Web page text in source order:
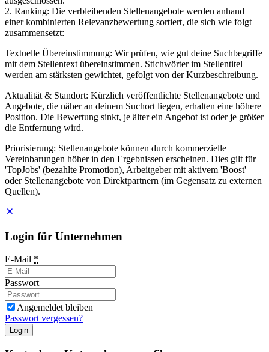
2. Ranking: Die verbleibenden Stellenangebote werden anhand
einer kombinierten Relevanzbewertung sortiert, die sich wie folgt
zusammensetzt:
Textuelle Übereinstimmung: Wir prüfen, wie gut deine Suchbegriffe
mit dem Stellentext übereinstimmen. Stichwörter im Stellentitel
werden am stärksten gewichtet, gefolgt von der Kurzbeschreibung.
Aktualität & Standort: Kürzlich veröffentlichte Stellenangebote und
Angebote, die näher an deinem Suchort liegen, erhalten eine höhere
Position. Die Bewertung sinkt, je älter ein Angebot ist oder je größer
die Entfernung wird.
Priorisierung: Stellenangebote können durch kommerzielle
Vereinbarungen höher in den Ergebnissen erscheinen. Dies gilt für
'TopJobs' (bezahlte Promotion), Arbeitgeber mit aktivem 'Boost'
oder Stellenangebote von Direktpartnern (im Gegensatz zu externen
Quellen).
Login für Unternehmen
E-Mail *
Passwort
Angemeldet bleiben
Passwort vergessen?
Login